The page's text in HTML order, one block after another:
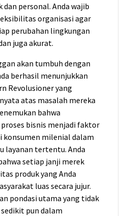
personal. Anda wajib
organisasi agar
perubahan lingkungan
juga akurat.
akan tumbuh dengan
berhasil menunjukkan
Revolusioner yang
atas masalah mereka
bahwa
bisnis menjadi faktor
konsumen milenial dalam
layanan tertentu. Anda
setiap janji merek
produk yang Anda
luas secara jujur.
pondasi utama yang tidak
pun dalam